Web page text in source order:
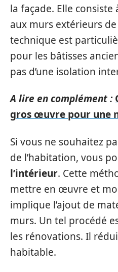
la façade. Elle
aux murs extérieurs
technique est
pour les bâtisses
pas d’une isolation
A lire en complément :
gros œuvre pour une
Si vous ne souhaitez
de l’habitation, vous
l’intérieur. Cette
mettre en œuvre et
implique l’ajout de
murs. Un tel procédé
les rénovations. Il
habitable.